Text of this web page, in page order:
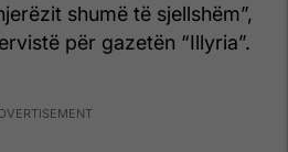
shumë të sjellshëm”,
për gazetën “Illyria”.